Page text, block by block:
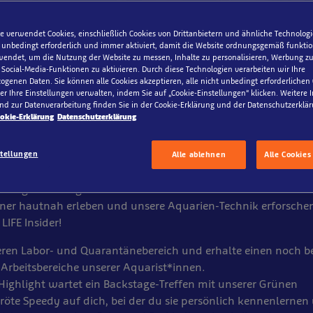
zum SEA LIFE-Insider
spannenden Blick
des SEA LIFE!
Welt der Meere hautnah: Wir nehmen dich mit
in unsere spannende Unterwasserwelt! Bei unserer
Führung darfst du einen Blick hinter die Welt der
hautnah erleben und unsere Aquarien-Technik
Insider!
Labor- und Quarantänebereich und erhalte einen noch
unserer Aquarist*innen.
wartet ein Backstage-Treffen mit unserer Grünen
Speedy auf dich, bei der du sie persönlich kennenlernen
verwendet Cookies, einschließlich Cookies von Drittanbietern und ähnliche
unbedingt erforderlich und immer aktiviert, damit die Website ordnungsgemäß
um die Nutzung der Website zu messen, Inhalte zu personalisieren, Werbung
Media-Funktionen zu aktivieren. Durch diese Technologien verarbeiten wir Ihre
Daten. Sie können alle Cookies akzeptieren, alle nicht unbedingt erforderlichen
Ihre Einstellungen verwalten, indem Sie auf „Cookie-Einstellungen“ klicken. Weitere
zur Datenverarbeitung finden Sie in der Cookie-Erklärung und der
Erklärung Datenschutzerklärung
Alle ablehnen Alle